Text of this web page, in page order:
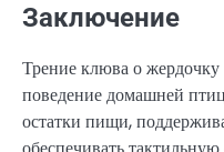
Заключение
Трение клюва о
поведение домашней
остатки пищи,